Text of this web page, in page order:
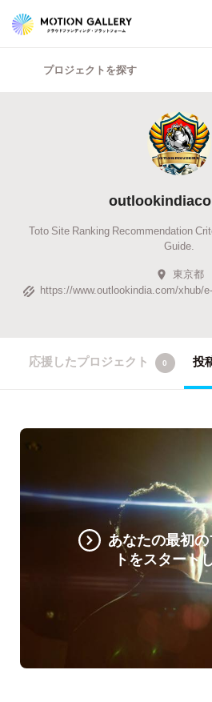
プロジェクトを探す
Toto Site Ranking Recommendation
Guide.
東京都
https://www.outlookindia.com/xhub/
応援したプロジェクト 0 投
あなたの最初
トをスタート